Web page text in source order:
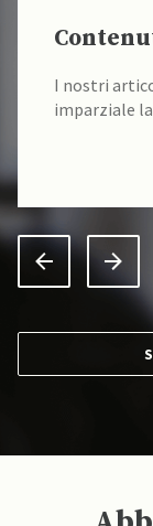
I nostri
imparziale